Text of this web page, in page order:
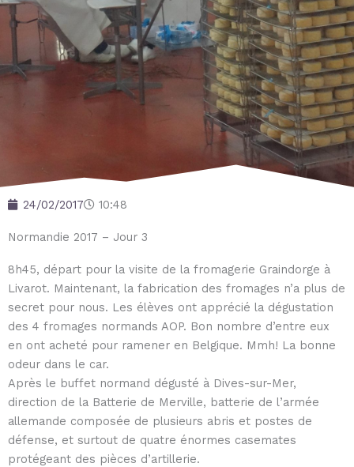
24/02/2017 10:48
Normandie 2017 – Jour 3
8h45, départ pour la visite de la fromagerie Graindorge à
Livarot. Maintenant, la fabrication des fromages n’a plus de
secret pour nous. Les élèves ont apprécié la dégustation
des 4 fromages normands AOP. Bon nombre d’entre eux
en ont acheté pour ramener en Belgique. Mmh! La bonne
odeur dans le car.
Après le buffet normand dégusté à Dives-sur-Mer,
direction de la Batterie de Merville, batterie de l’armée
allemande composée de plusieurs abris et postes de
défense, et surtout de quatre énormes casemates
protégeant des pièces d’artillerie.